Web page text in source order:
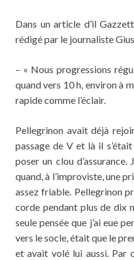
Dans un article d’il
rédigé par le journaliste
– « Nous progressions
quand vers 10 h, environ à
rapide comme l’éclair.
Pellegrinon avait déjà
passage de V et là il
poser un clou d’assurance.
quand, à l’improviste, une
assez friable. Pellegrinon
corde pendant plus de dix
seule pensée que j’ai eue
vers le socle, était que le
et avait volé lui aussi. Par